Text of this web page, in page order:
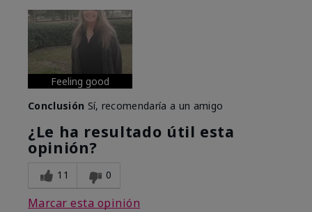
Feeling good
Conclusión Sí, recomendaría a un amigo
¿Le ha resultado útil esta
opinión?
11 0
Marcar esta opinión